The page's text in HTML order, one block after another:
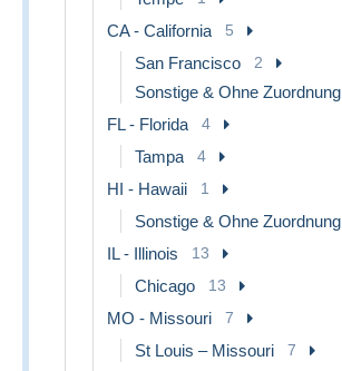
CA - California 5
San Francisco 2
Sonstige & Ohne Zuordnung
FL - Florida 4
Tampa 4
HI - Hawaii 1
Sonstige & Ohne Zuordnung
IL - Illinois 13
Chicago 13
MO - Missouri 7
St Louis – Missouri 7